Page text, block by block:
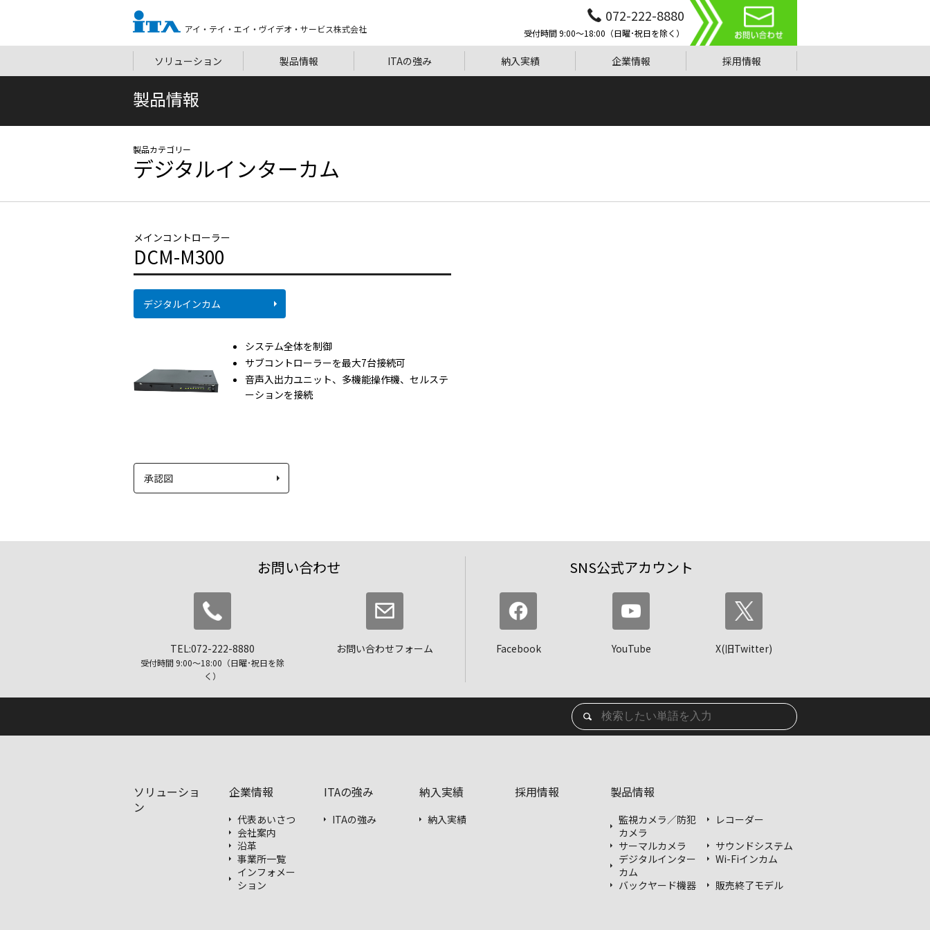
アイ・テイ・エイ・ヴイデオ・サービス株式会社
072-222-8880
受付時間 9:00〜18:00（日曜･祝日を除く）
ソリューション 製品情報 ITAの強み 納入実績 企業情報 採用情報
製品情報
デジタルインターカム
メインコントローラー
DCM-M300
デジタルインカム
システム全体を制御
サブコントローラーを最大7台接続可
音声入出力ユニット、多機能操作機、セルステ
ーションを接続
承認図
お問い合わせ
TEL:072-222-8880
受付時間 9:00〜18:00（日曜･祝日を除
く）
お問い合わせフォーム
SNS公式アカウント
Facebook YouTube X(旧Twitter)
ソリューショ
ン
企業情報
代表あいさつ
会社案内
沿革
事業所一覧
インフォメー
ション
ITAの強み
ITAの強み
納入実績
納入実績
採用情報 製品情報
監視カメラ／防犯
カメラ
レコーダー
サーマルカメラ
サウンドシステム
デジタルインター
カム
Wi-Fiインカム
バックヤード機器
販売終了モデル